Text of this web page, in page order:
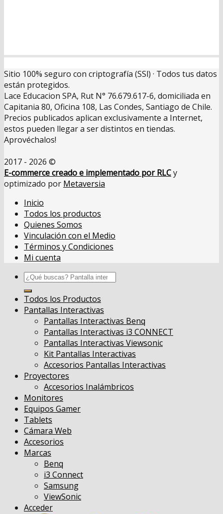
Sitio 100% seguro con criptografía (SSl) · Todos tus datos
están protegidos.
Lace Educacion SPA, Rut N° 76.679.617-6, domiciliada en
Capitania 80, Oficina 108, Las Condes, Santiago de Chile.
Precios publicados aplican exclusivamente a Internet,
estos pueden llegar a ser distintos en tiendas.
Aprovéchalos!
2017 - 2026 ©
E-commerce creado e implementado por RLCy
optimizado por Metaversia
Inicio
Todos los productos
Quienes Somos
Vinculación con el Medio
Términos y Condiciones
Mi cuenta
Buscar
por:
Todos los Productos
Pantallas Interactivas
Pantallas Interactivas Benq
Pantallas Interactivas i3 CONNECT
Pantallas Interactivas Viewsonic
Kit Pantallas Interactivas
Accesorios Pantallas Interactivas
Proyectores
Accesorios Inalámbricos
Monitores
Equipos Gamer
Tablets
Cámara Web
Accesorios
Marcas
Benq
i3 Connect
Samsung
ViewSonic
Acceder